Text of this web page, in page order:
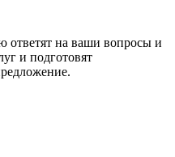
ответят на ваши вопросы и
и подготовят